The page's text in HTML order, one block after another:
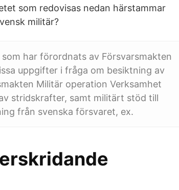
som redovisas nedan härstammar
militär?
har förordnats av Försvarsmakten
uppgifter i fråga om besiktning av
Militär operation Verksamhet
stridskrafter, samt militärt stöd till
från svenska försvaret, ex.